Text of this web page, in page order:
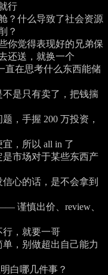
行
？什么导致了社会资源
？
你觉得表现好的兄弟保
还送，就换一个
直在思考什么东西能储
是只有卖了，把钱揣
，手握 200 万投资，
，所以 all in 了
市场对于某些东西产
心的话，是不会拿到
谨慎出价、review、
行，就要一哥
，别做超出自己能力
白哪几件事？